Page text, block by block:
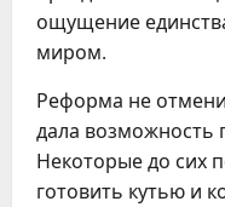
ощущение
миром.
Реформа не
дала возможность
Некоторые до сих
готовить кутью и